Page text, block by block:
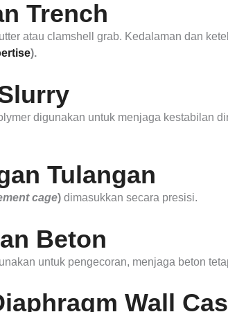
Trench
atau clamshell grab. Kedalaman dan
).
digunakan untuk menjaga kestabilan
Tulangan
cage) dimasukkan secara presisi.
Beton
untuk pengecoran, menjaga beton
Wall